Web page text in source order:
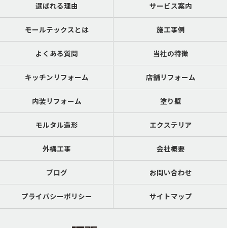
選ばれる理由 サービス案内
モールテックスとは 施工事例
よくある質問 当社の特徴
キッチンリフォーム 店舗リフォーム
内装リフォーム 塗り壁
モルタル造形 エクステリア
外構工事 会社概要
ブログ お問い合わせ
プライバシーポリシー サイトマップ